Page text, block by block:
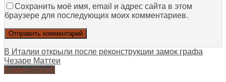
Сохранить моё имя, email и адрес сайта в этом
браузере для последующих моих комментариев.
В Италии открыли после реконструкции замок графа
Чезаре Маттеи
Комментарий